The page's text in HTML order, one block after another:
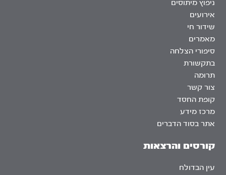
ניפוץ מיתוסים
אירועים
שידור חי
מאמרים
סיפורי הצלחה
בתקשורת
תרומה
צור קשר
קופת החסד
מרכז מידע
אתר בסוד הדברים
קורסים והרצאות
עין הבדולח